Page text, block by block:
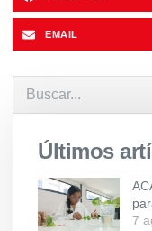
EMAIL
Últimos
7